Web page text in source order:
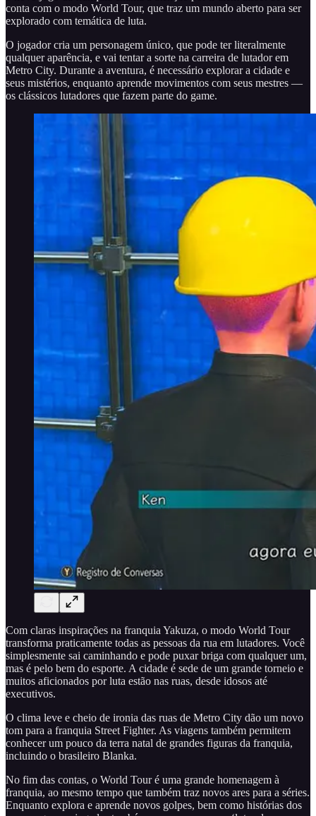
conta com o modo World Tour, que traz um mundo aberto para ser
explorado com temática de luta.
O jogador cria um personagem único, que pode ter literalmente
qualquer aparência, e vai tentar a sorte na carreira de lutador em
Metro City. Durante a aventura, é necessário explorar a cidade e
seus mistérios, enquanto aprende movimentos com seus mestres —
os clássicos lutadores que fazem parte do game.
Com claras inspirações na franquia Yakuza, o modo World Tour
transforma praticamente todas as pessoas da rua em lutadores. Você
simplesmente sai caminhando e pode puxar briga com qualquer um,
mas é pelo bem do esporte. A cidade é sede de um grande torneio e
muitos aficionados por luta estão nas ruas, desde idosos até
executivos.
O clima leve e cheio de ironia das ruas de Metro City dão um novo
tom para a franquia Street Fighter. As viagens também permitem
conhecer um pouco da terra natal de grandes figuras da franquia,
incluindo o brasileiro Blanka.
No fim das contas, o World Tour é uma grande homenagem à
franquia, ao mesmo tempo que também traz novos ares para a séries.
Enquanto explora e aprende novos golpes, bem como histórias dos